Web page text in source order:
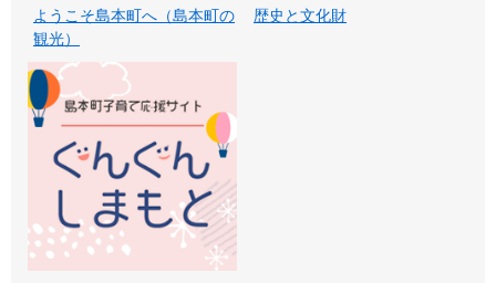
ようこそ島本町へ（島本町の
観光）
歴史と文化財